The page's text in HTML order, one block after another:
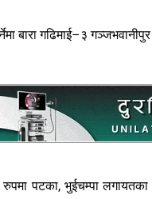
बारा गढिमाई–३
रुपमा पटका, भुईचम्पा